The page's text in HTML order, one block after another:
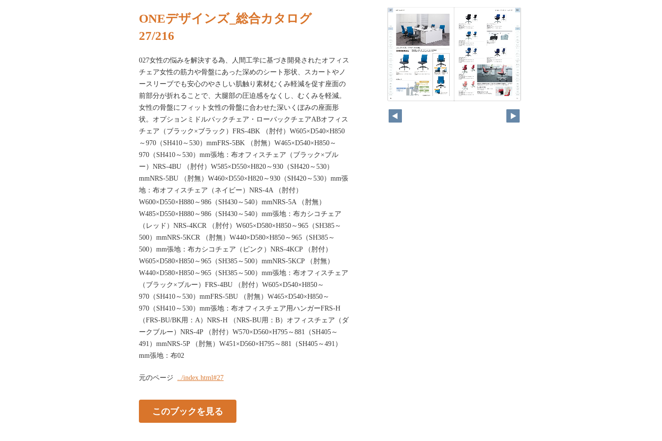
ONEデザインズ_総合カタログ
27/216
027女性の悩みを解決する為、人間工学に基づき開発されたオフィス
チェア女性の筋力や骨盤にあった深めのシート形状、スカートやノ
ースリーブでも安心のやさしい肌触り素材むくみ軽減を促す座面の
前部分が折れることで、大腿部の圧迫感をなくし、むくみを軽減。
女性の骨盤にフィット女性の骨盤に合わせた深いくぼみの座面形
状。オプションミドルバックチェア・ローバックチェアABオフィス
チェア（ブラック×ブラック）FRS-4BK （肘付）W605×D540×H850
～970（SH410～530）mmFRS-5BK （肘無）W465×D540×H850～
970（SH410～530）mm張地：布オフィスチェア（ブラック×ブル
ー）NRS-4BU （肘付）W585×D550×H820～930（SH420～530）
mmNRS-5BU （肘無）W460×D550×H820～930（SH420～530）mm張
地：布オフィスチェア（ネイビー）NRS-4A （肘付）
W600×D550×H880～986（SH430～540）mmNRS-5A （肘無）
W485×D550×H880～986（SH430～540）mm張地：布カシコチェア
（レッド）NRS-4KCR （肘付）W605×D580×H850～965（SH385～
500）mmNRS-5KCR （肘無）W440×D580×H850～965（SH385～
500）mm張地：布カシコチェア（ピンク）NRS-4KCP （肘付）
W605×D580×H850～965（SH385～500）mmNRS-5KCP （肘無）
W440×D580×H850～965（SH385～500）mm張地：布オフィスチェア
（ブラック×ブルー）FRS-4BU （肘付）W605×D540×H850～
970（SH410～530）mmFRS-5BU （肘無）W465×D540×H850～
970（SH410～530）mm張地：布オフィスチェア用ハンガーFRS-H
（FRS-BU/BK用：A）NRS-H （NRS-BU用：B）オフィスチェア（ダ
ークブルー）NRS-4P （肘付）W570×D560×H795～881（SH405～
491）mmNRS-5P （肘無）W451×D560×H795～881（SH405～491）
mm張地：布02
元のページ ../index.html#27
このブックを見る